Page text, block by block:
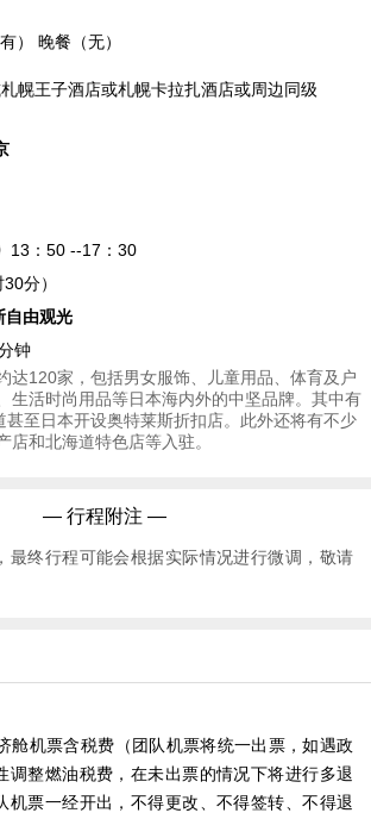
） 晚餐（无）
幌王子酒店或札幌卡拉扎酒店或周边同级
13：50 --17：30
分）
自由观光
钟
达120家，包括男女服饰、儿童用品、体育及户
生活时尚用品等日本海内外的中坚品牌。其中有
甚至日本开设奥特莱斯折扣店。此外还将有不少
店和北海道特色店等入驻。
— 行程附注 —
最终行程可能会根据实际情况进行微调，敬请
舱机票含税费（团队机票将统一出票，如遇政
调整燃油税费，在未出票的情况下将进行多退
机票一经开出，不得更改、不得签转、不得退